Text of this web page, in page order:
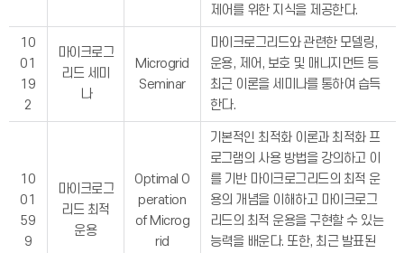
제어를 위한 지식을 제공한다.
10
01
19
2
마이크로그
리드 세미
나
Microgrid
Seminar
마이크로그리드와 관련한 모델링,
운용, 제어, 보호 및 매니지먼트 등
최근 이론을 세미나를 통하여 습득
한다.
10
01
59
9
마이크로그
리드 최적
운용
Optimal O
peration
of Microg
rid
기본적인 최적화 이론과 최적화 프
로그램의 사용 방법을 강의하고 이
를 기반 마이크로그리드의 최적 운
용의 개념을 이해하고 마이크로그
리드의 최적 운용을 구현할 수 있는
능력을 배운다. 또한, 최근 발표된